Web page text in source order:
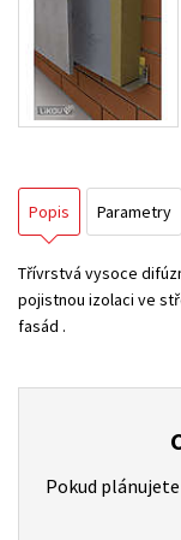
Popis Parametry
Třívrstvá vysoce
pojistnou izolaci ve
fasád .
Pokud